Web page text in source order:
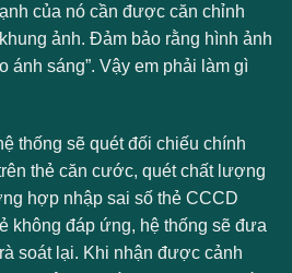
của nó cần được căn chỉnh
ảnh. Đảm bảo rằng hình ảnh
ánh sáng”. Vậy em phải làm gì
thống sẽ quét đối chiếu chính
thẻ căn cước, quét chất lượng
hợp nhập sai số thẻ CCCD
không đáp ứng, hệ thống sẽ đưa
soát lại. Khi nhận được cảnh